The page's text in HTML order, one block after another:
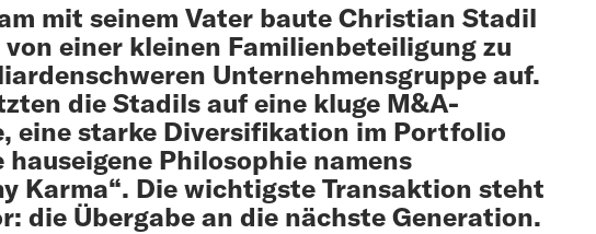
mit seinem Vater baute Christian Stadil
einer kleinen Familien­beteiligung zu
Unter­nehmensgruppe auf.
die Stadils auf eine kluge M&A-
eine starke Diversifikation im Portfolio
hauseigene Philosophie namens
Karma“. Die wichtigste Trans­aktion steht
die Übergabe an die nächste Generation.